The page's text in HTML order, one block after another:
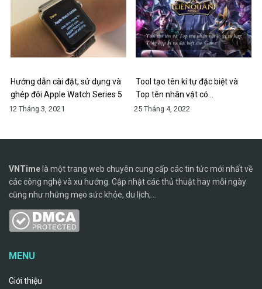
Hướng dẫn cài đặt, sử dụng và
ghép đôi Apple Watch Series 5
12 Tháng 3, 2021
Tool tạo tên kí tự đặc biệt và
Top tên nhân vật có…
25 Tháng 4, 2022
VNTime là một trang web chuyên cung cấp các tin tức mới nhất về
các công nghệ và xu hướng. Cập nhật các thủ thuật hay mỗi ngày
cũng như những mẹo sức khỏe, du lịch,...
MENU
Giới thiệu